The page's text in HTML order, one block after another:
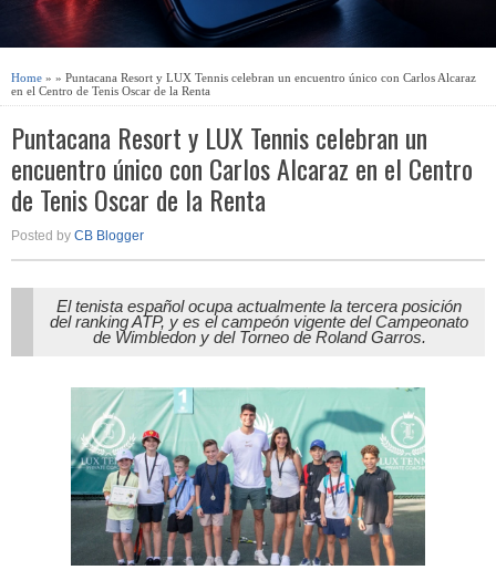
Home » » Puntacana Resort y LUX Tennis celebran un encuentro único con Carlos Alcaraz
en el Centro de Tenis Oscar de la Renta
Puntacana Resort y LUX Tennis celebran un
encuentro único con Carlos Alcaraz en el Centro
de Tenis Oscar de la Renta
Posted by CB Blogger
El tenista español ocupa actualmente la tercera posición
del ranking ATP, y es el campeón vigente del Campeonato
de Wimbledon y del Torneo de Roland Garros.